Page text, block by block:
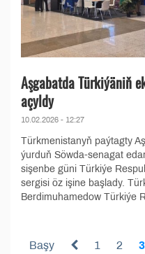
Aşgabatda Türkiýäniň
açyldy
10.02.2026 - 12:27
Türkmenistanyň paýtagty
ýurduň Söwda-senagat
sişenbe güni Türkiýe
sergisi öz işine başlady.
Berdimuhamedow Türkiýe
Başy 1 2 3